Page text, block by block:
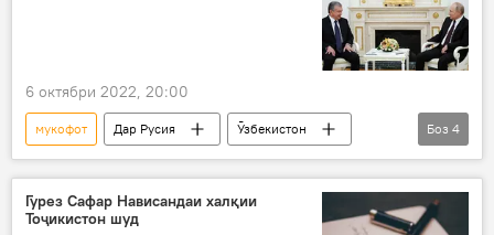
6 октябри 2022, 20:00
мукофот Дар Русия
Ӯзбекистон
Шавкат Мирзиёев
Владимир Путин
орден
сарфароз
Боз 4
Гурез Сафар Нависандаи халқии
Тоҷикистон шуд